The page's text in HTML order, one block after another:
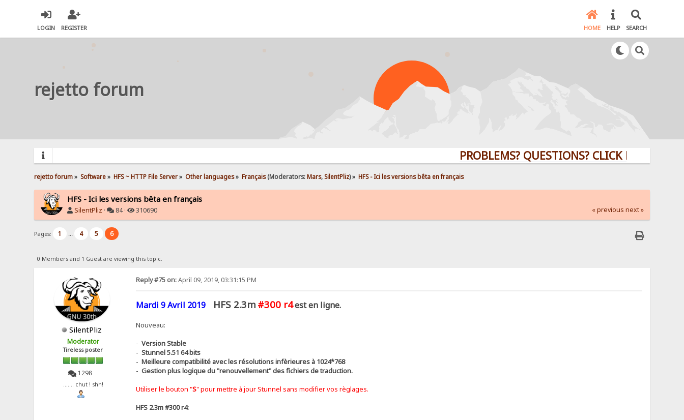
LOGIN REGISTER HOME HELP SEARCH
rejetto forum
PROBLEMS? QUESTIONS? CLICK HERE!
rejetto forum» Software» HFS ~ HTTP File Server» Other languages» Français(Moderators:Mars,SilentPliz) » HFS - Ici les versions bêta en français
HFS - Ici les versions bêta en français
SilentPliz · 84 · 310690 « previous next »
Pages: 1 ... 4 5 6
0 Members and 1 Guest are viewing this topic.
SilentPliz
Moderator
Tireless poster
1298
....... chut ! shh!
Reply #75 on:April 09, 2019, 03:31:15 PM
Mardi 9 Avril 2019 HFS 2.3m #300 r4est en ligne.
Nouveau:
- Version Stable
- Stunnel 5.51 64 bits
- Meilleure compatibilité avec les résolutions infèrieures à 1024*768
- Gestion plus logique du "renouvellement" des fichiers de traduction.
Utiliser le bouton "S" pour mettre à jour Stunnel sans modifier vos règlages.
HFS 2.3m #300 r4: